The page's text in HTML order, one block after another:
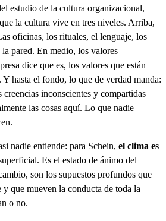
estudio de la cultura organizacional,
la cultura vive en tres niveles. Arriba,
oficinas, los rituales, el lenguaje, los
pared. En medio, los valores
dice que es, los valores que están
Y hasta el fondo, lo que de verdad manda:
creencias inconscientes y compartidas
las cosas aquí. Lo que nadie
nadie entiende: para Schein, el clima es
Es el estado de ánimo del
son los supuestos profundos que
y que mueven la conducta de toda la
o no.